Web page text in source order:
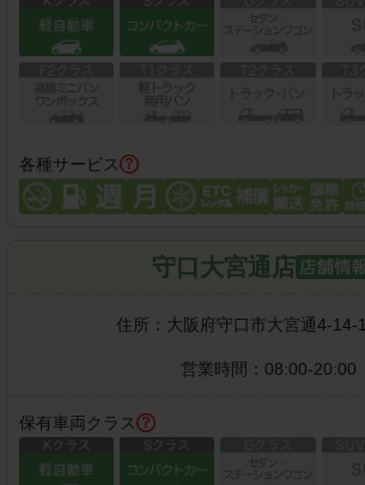
各種サービス
守口大宮通店
住所： 大阪府守口市大宮通4-14-1
営業時間： 08:00-20:00
保有車両クラス